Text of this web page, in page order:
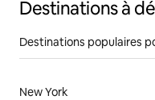
Destinations à
Destinations populaires
New York